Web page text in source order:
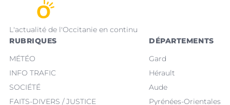
L'actualité de l'Occitanie en continu
RUBRIQUES
MÉTÉO
INFO TRAFIC
SOCIÉTÉ
FAITS-DIVERS / JUSTICE
DÉPARTEMENTS
Gard
Hérault
Aude
Pyrénées-Orientales